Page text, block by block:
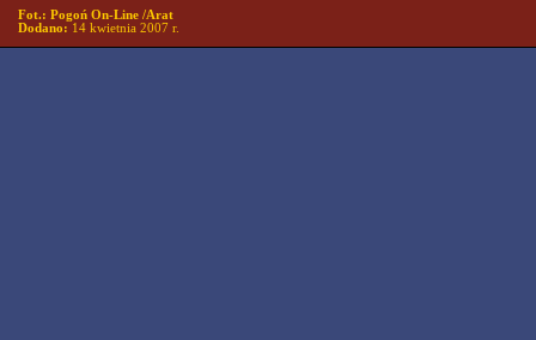
Fot.: Pogoń On-Line /Arat
Dodano: 14 kwietnia 2007 r.